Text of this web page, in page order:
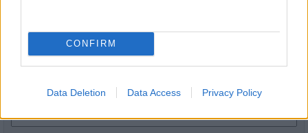
CONFIRM
Data Deletion Data Access Privacy Policy
E-mail cím